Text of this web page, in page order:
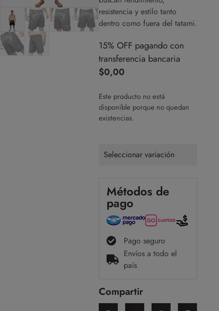
resistencia y estilo tanto
dentro como fuera del tatami.
15% OFF pagando con
transferencia bancaria
$0,00
Este producto no está
disponible porque no quedan
existencias.
Seleccionar variación
Métodos de
pago
Pago seguro
Envíos a todo el
país
Compartir